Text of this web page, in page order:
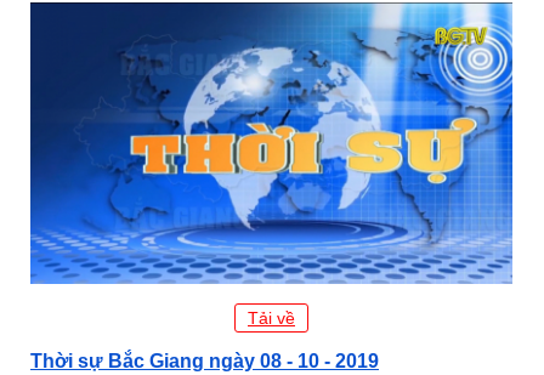
Tải về
Thời sự Bắc Giang ngày 08 - 10 - 2019